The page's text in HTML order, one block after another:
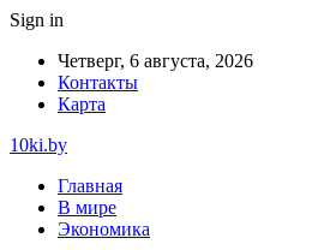
Sign in
Четверг, 6 августа, 2026
Контакты
Карта
10ki.by
Главная
В мире
Экономика